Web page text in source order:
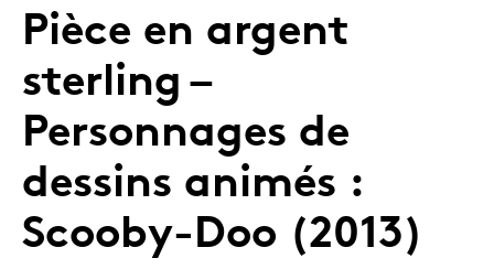
Pièce en argent
sterling –
Personnages de
dessins animés :
Scooby-Doo (2013)